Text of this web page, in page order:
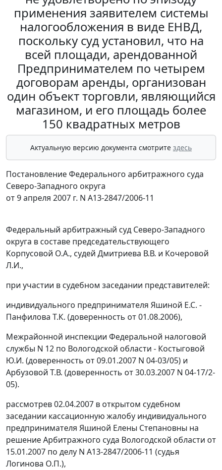
применения заявителем системы
налогообложения в виде ЕНВД,
поскольку суд установил, что на
всей площади, арендованной
Предпринимателем по четырем
договорам аренды, организован
один объект торговли, являющийся
магазином, и его площадь более
150 квадратных метров
Актуальную версию документа смотрите здесь
Постановление Федерального арбитражного суда
Северо-Западного округа
от 9 апреля 2007 г. N А13-2847/2006-11
Федеральный арбитражный суд Северо-Западного
округа в составе председательствующего
Корпусовой О.А., судей Дмитриева В.В. и Кочеровой
Л.И.,
при участии в судебном заседании представителей:
индивидуального предпринимателя Яшиной Е.С. -
Панфилова Т.К. (доверенность от 01.08.2006),
Межрайонной инспекции Федеральной налоговой
службы N 12 по Вологодской области - Костыговой
Ю.И. (доверенность от 09.01.2007 N 04-03/05) и
Арбузовой Т.В. (доверенность от 30.03.2007 N 04-17/2-
05).
рассмотрев 02.04.2007 в открытом судебном
заседании кассационную жалобу индивидуального
предпринимателя Яшиной Елены Степановны на
решение Арбитражного суда Вологодской области от
15.01.2007 по делу N А13-2847/2006-11 (судья
Логинова О.П.),